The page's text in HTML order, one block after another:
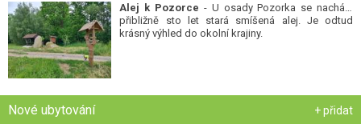
Alej k Pozorce - U osady Pozorka se nachází
přibližně sto let stará smíšená alej. Je odtud
krásný výhled do okolní krajiny.
Nové ubytování + přidat